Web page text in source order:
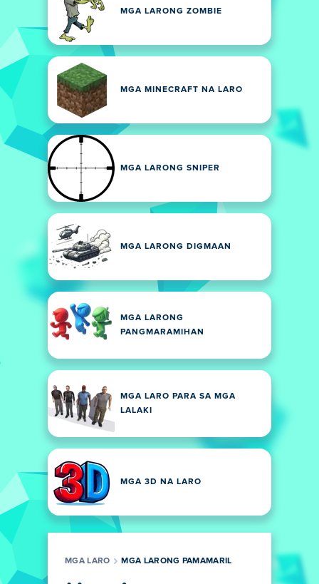
MGA LARONG ZOMBIE
MGA MINECRAFT NA LARO
MGA LARONG SNIPER
MGA LARONG DIGMAAN
MGA LARONG
PANGMARAMIHAN
MGA LARO PARA SA MGA
LALAKI
MGA 3D NA LARO
MGA LARO MGA LARONG PAMAMARIL